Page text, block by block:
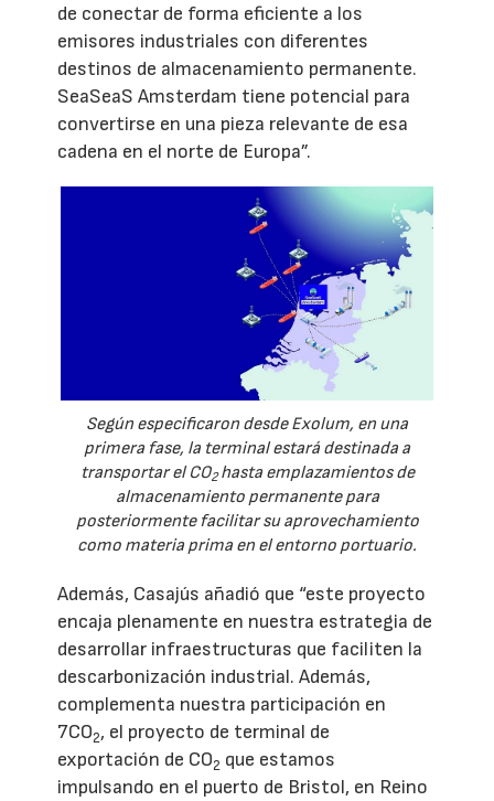
de conectar de forma eficiente a los
emisores industriales con diferentes
destinos de almacenamiento permanente.
SeaSeaS Amsterdam tiene potencial para
convertirse en una pieza relevante de esa
cadena en el norte de Europa”.
Según especificaron desde Exolum, en una
primera fase, la terminal estará destinada a
transportar el CO2hasta emplazamientos de
almacenamiento permanente para
posteriormente facilitar su aprovechamiento
como materia prima en el entorno portuario.
Además, Casajús añadió que “este proyecto
encaja plenamente en nuestra estrategia de
desarrollar infraestructuras que faciliten la
descarbonización industrial. Además,
complementa nuestra participación en
7CO2, el proyecto de terminal de
exportación de CO2 que estamos
impulsando en el puerto de Bristol, en Reino